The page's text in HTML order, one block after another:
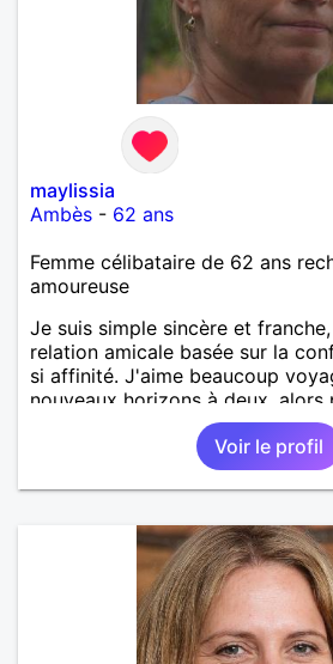
maylissia
Ambès - 62 ans
Femme célibataire de 62 ans
amoureuse
Je suis simple sincère et
relation amicale basée sur la
si affinité. J'aime beaucoup
nouveaux horizons à deux, alors
Voir le profil